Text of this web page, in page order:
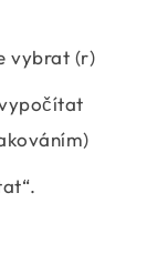
vybrat (r)